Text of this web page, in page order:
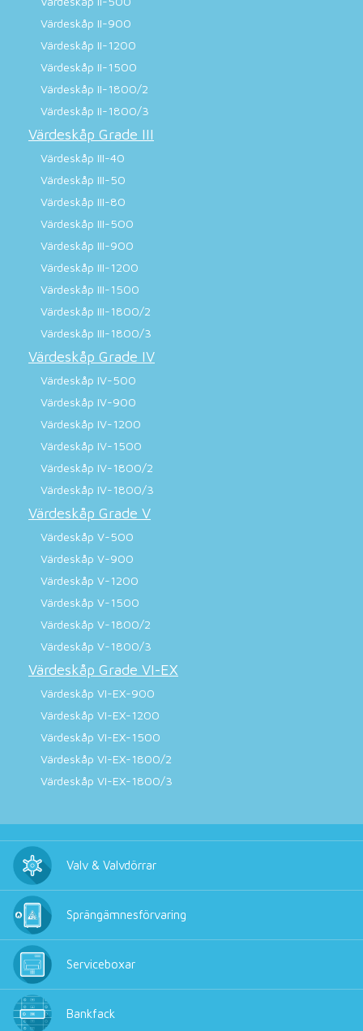
Värdeskåp II-900
Värdeskåp II-1200
Värdeskåp II-1500
Värdeskåp II-1800/2
Värdeskåp II-1800/3
Värdeskåp Grade III
Värdeskåp III-40
Värdeskåp III-50
Värdeskåp III-80
Värdeskåp III-500
Värdeskåp III-900
Värdeskåp III-1200
Värdeskåp III-1500
Värdeskåp III-1800/2
Värdeskåp III-1800/3
Värdeskåp Grade IV
Värdeskåp IV-500
Värdeskåp IV-900
Värdeskåp IV-1200
Värdeskåp IV-1500
Värdeskåp IV-1800/2
Värdeskåp IV-1800/3
Värdeskåp Grade V
Värdeskåp V-500
Värdeskåp V-900
Värdeskåp V-1200
Värdeskåp V-1500
Värdeskåp V-1800/2
Värdeskåp V-1800/3
Värdeskåp Grade VI-EX
Värdeskåp VI-EX-900
Värdeskåp VI-EX-1200
Värdeskåp VI-EX-1500
Värdeskåp VI-EX-1800/2
Värdeskåp VI-EX-1800/3
Valv & Valvdörrar
Sprängämnesförvaring
Serviceboxar
Bankfack